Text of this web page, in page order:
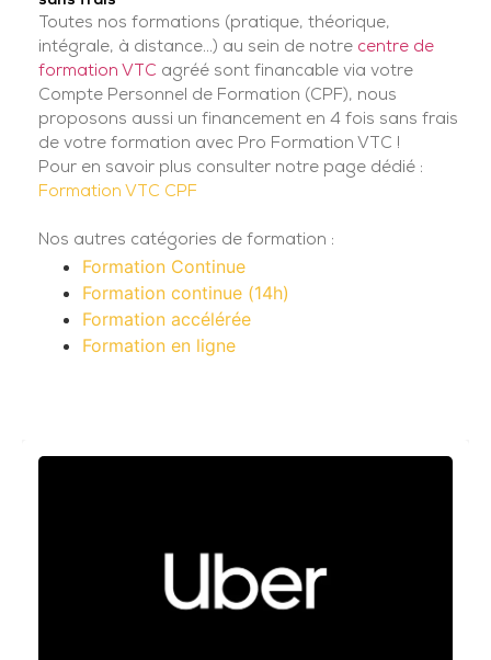
Toutes nos formations (pratique, théorique,
intégrale, à distance...) au sein de notre centre de
formation VTC agréé sont financable via votre
Compte Personnel de Formation (CPF), nous
proposons aussi un financement en 4 fois sans frais
de votre formation avec Pro Formation VTC !
Pour en savoir plus consulter notre page dédié :
Formation VTC CPF
Nos autres catégories de formation :
Formation Continue
Formation continue (14h)
Formation accélérée
Formation en ligne